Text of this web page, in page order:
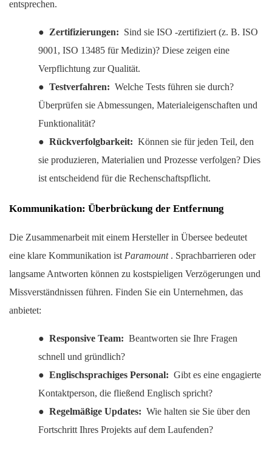
entsprechen.
● Zertifizierungen: Sind sie ISO -zertifiziert (z. B. ISO
9001, ISO 13485 für Medizin)? Diese zeigen eine
Verpflichtung zur Qualität.
● Testverfahren: Welche Tests führen sie durch?
Überprüfen sie Abmessungen, Materialeigenschaften und
Funktionalität?
● Rückverfolgbarkeit: Können sie für jeden Teil, den
sie produzieren, Materialien und Prozesse verfolgen? Dies
ist entscheidend für die Rechenschaftspflicht.
Kommunikation: Überbrückung der Entfernung
Die Zusammenarbeit mit einem Hersteller in Übersee bedeutet
eine klare Kommunikation ist Paramount . Sprachbarrieren oder
langsame Antworten können zu kostspieligen Verzögerungen und
Missverständnissen führen. Finden Sie ein Unternehmen, das
anbietet:
● Responsive Team: Beantworten sie Ihre Fragen
schnell und gründlich?
● Englischsprachiges Personal: Gibt es eine engagierte
Kontaktperson, die fließend Englisch spricht?
● Regelmäßige Updates: Wie halten sie Sie über den
Fortschritt Ihres Projekts auf dem Laufenden?